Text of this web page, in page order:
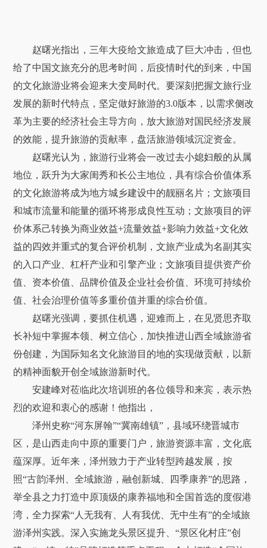
赵曙光指出，三年大疫给文旅造成了巨大冲击，但也
给了中国文旅充分的思考时间，后疫情时代的到来，中国
的文化旅游业将会迎来大变局时代。要深刻把握文旅行业
发展的新时代特点，坚定做好旅游的3.0版本，以需求侧改
革为主要的经济社会主导方向，放大旅游对国民经济发展
的效能，提升旅游的贡献率，盘活旅游领域沉淀资金。
赵曙光认为，旅游行业将会一改过去小媳妇般的从属
地位，跃升为大家闺秀和长公主地位，具有综合价值体系
的文化旅游将成为地方城乡建设中的靓丽名片；文旅项目
和城市流量和能量的循环将形成良性互动；文旅项目的评
价体系己转换为商业效益+流量效益+影响力效益+文化效
益的四效并重式的复合评价机制，文旅产业成为名副其实
的入口产业、杠杆产业和引擎产业；文旅项目提供资产价
值、资本价值、品牌价值及企业社会价值、环境可持续价
值、社会治理价值等多重价值并重的综合价值。
赵曙光强调，要抓住机遇，迎难而上，在见贤思齐取
长补短中掌握本领、树立信心，加快推进山西全域旅游省
份创建，为国际知名文化旅游目的地的实现做贡献，以新
的精神面貌开创全域旅游新时代。
安建峰对莅临此次培训班的各位领导和来宾，表示热
烈的欢迎和衷心的感谢！他指出，
泽州史称“河东屏翰”“冀南雄镇”，县域环绕晋城市
区，是山西走向中原的重要门户，旅游资源丰富，文化底
蕴深厚。近年来，泽州致力于产业转型跨越发展，按
照“古韵泽州、全域旅游，融创新城、四季康养”的思路，
举全县之力打造中原顶级的康养福地和全国首选的度假港
湾，全力探索“人无我有、人有我优、无中生有”的全域旅
游泽州实践。深入实施龙头景区提升、“景区化村庄”创